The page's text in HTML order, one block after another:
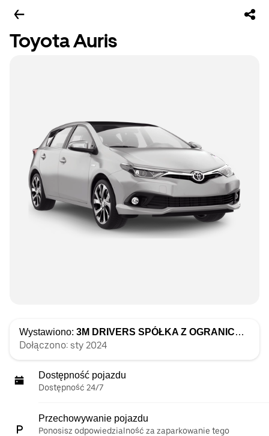
Toyota Auris
Wystawiono: 3M DRIVERS SPÓŁKA Z OGRANICZONĄ ODPOWIEDZIALNOŚCIĄ
Dołączono: sty 2024
Dostępność pojazdu
Dostępność 24/7
Przechowywanie pojazdu
Ponosisz odpowiedzialność za zaparkowanie tego